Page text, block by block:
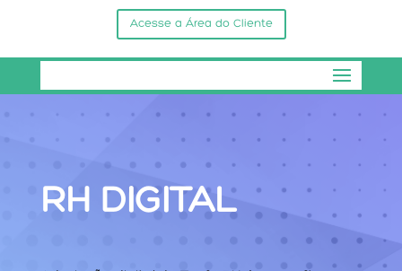
Acesse a Área do Cliente
RH DIGITAL